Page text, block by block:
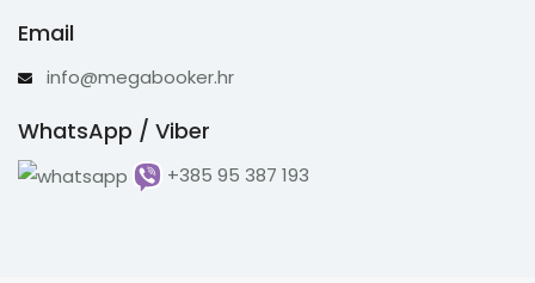
Email
info@megabooker.hr
WhatsApp / Viber
+385 95 387 193